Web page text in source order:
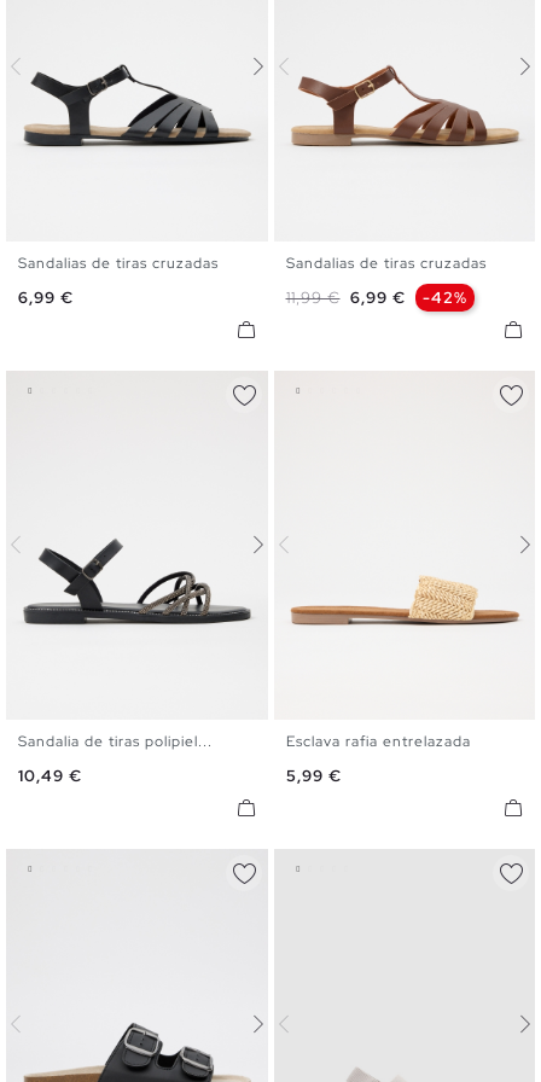
35 36 37 38 39
Sandalias de tiras cruzadas
Precio
6,99 €
35 36 37 38 39
41
Sandalias de tiras cruzadas
Precio base
11,99 € Precio
6,99 € -42%
35 36 37 38 39
Sandalia de tiras polipiel...
Precio
10,49 €
35 36 37 38 39
Esclava rafia entrelazada
Precio
5,99 €